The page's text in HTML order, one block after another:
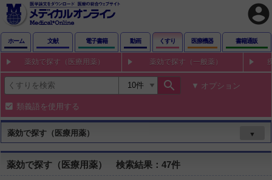
account_circle
ホーム 文献 電子書籍 動画 くすり 医療機器 書籍通販
薬効で探す（医療用薬） 薬効で探す（一般薬）
search オプション
類義語を使用する
薬効で探す（医療用薬） ▼
薬効で探す（医療用薬） 検索結果：47件